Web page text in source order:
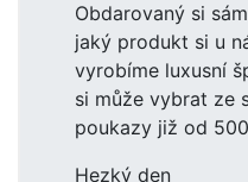
Obdarovaný si
jaký produkt si u
vyrobíme luxusní
si může vybrat ze
poukazy již od
Hezký den